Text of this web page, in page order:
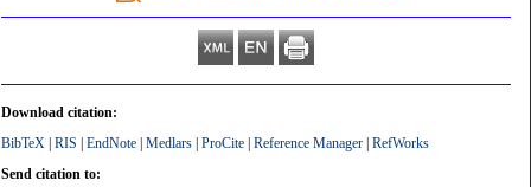
Download citation:
BibTeX|RIS|EndNote|Medlars|ProCite|Reference Manager|RefWorks
Send citation to: